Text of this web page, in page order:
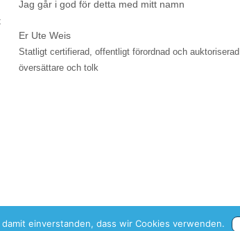
Jag går i god för detta med mitt namn
Er Ute Weis
Statligt certifierad, offentligt förordnad och auktoriserad
översättare och tolk
einverstanden, dass wir Cookies verwenden.